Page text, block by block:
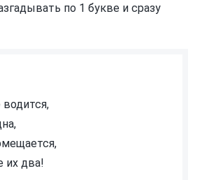
по 1 букве и сразу
водится,
их два!